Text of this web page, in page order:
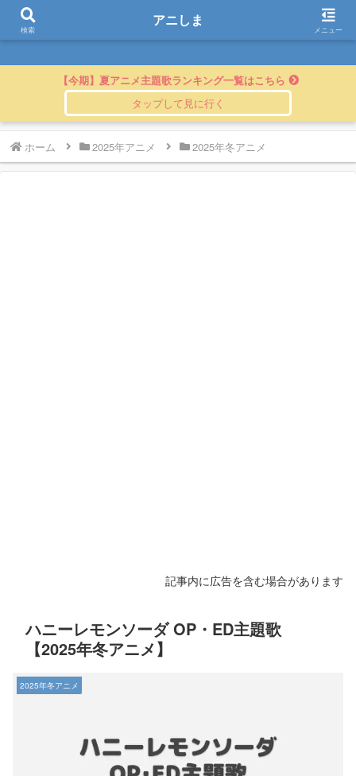
アニしま
【今期】夏アニメ主題歌ランキング一覧はこちら
ホーム 2025年アニメ 2025年冬アニメ
記事内に広告を含む場合があります
ハニーレモンソーダ OP・ED主題歌
【2025年冬アニメ】
2025年冬アニメ
検索
アニしま
メニュー